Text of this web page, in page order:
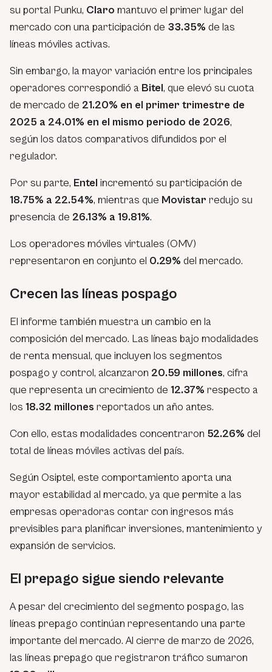
su portal Punku, Claro mantuvo el primer lugar del
mercado con una participación de 33.35% de las
líneas móviles activas.
Sin embargo, la mayor variación entre los principales
operadores correspondió a Bitel, que elevó su cuota
de mercado de 21.20% en el primer trimestre de
2025 a 24.01% en el mismo periodo de 2026,
según los datos comparativos difundidos por el
regulador.
Por su parte, Entel incrementó su participación de
18.75% a 22.54%, mientras que Movistar redujo su
presencia de 26.13% a 19.81%.
Los operadores móviles virtuales (OMV)
representaron en conjunto el 0.29% del mercado.
Crecen las líneas pospago
El informe también muestra un cambio en la
composición del mercado. Las líneas bajo modalidades
de renta mensual, que incluyen los segmentos
pospago y control, alcanzaron 20.59 millones, cifra
que representa un crecimiento de 12.37% respecto a
los 18.32 millones reportados un año antes.
Con ello, estas modalidades concentraron 52.26% del
total de líneas móviles activas del país.
Según Osiptel, este comportamiento aporta una
mayor estabilidad al mercado, ya que permite a las
empresas operadoras contar con ingresos más
previsibles para planificar inversiones, mantenimiento y
expansión de servicios.
El prepago sigue siendo relevante
A pesar del crecimiento del segmento pospago, las
líneas prepago continúan representando una parte
importante del mercado. Al cierre de marzo de 2026,
las líneas prepago que registraron tráfico sumaron